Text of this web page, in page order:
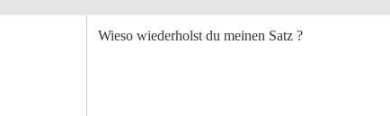
Wieso wiederholst du meinen Satz ?